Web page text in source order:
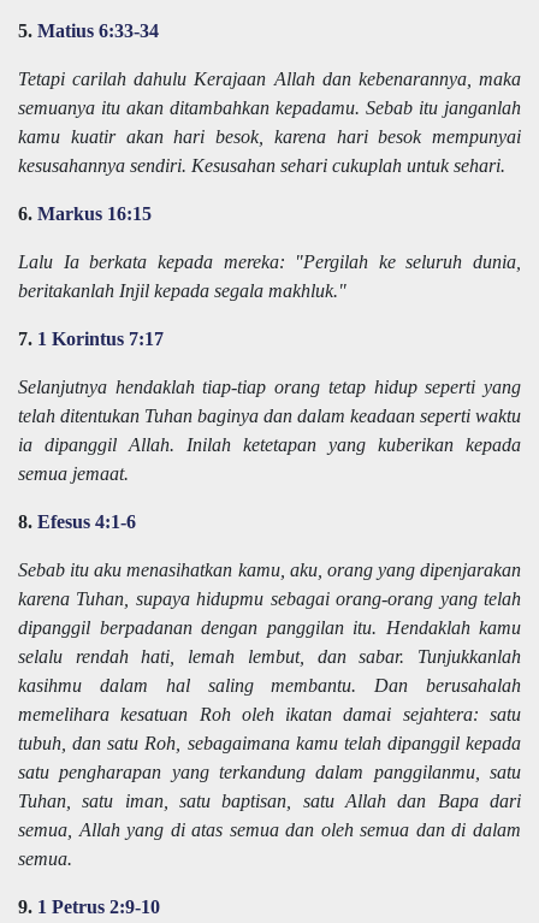
5. Matius 6:33-34
Tetapi carilah dahulu Kerajaan Allah dan kebenarannya, maka
semuanya itu akan ditambahkan kepadamu. Sebab itu janganlah
kamu kuatir akan hari besok, karena hari besok mempunyai
kesusahannya sendiri. Kesusahan sehari cukuplah untuk sehari.
6. Markus 16:15
Lalu Ia berkata kepada mereka: "Pergilah ke seluruh dunia,
beritakanlah Injil kepada segala makhluk."
7. 1 Korintus 7:17
Selanjutnya hendaklah tiap-tiap orang tetap hidup seperti yang
telah ditentukan Tuhan baginya dan dalam keadaan seperti waktu
ia dipanggil Allah. Inilah ketetapan yang kuberikan kepada
semua jemaat.
8. Efesus 4:1-6
Sebab itu aku menasihatkan kamu, aku, orang yang dipenjarakan
karena Tuhan, supaya hidupmu sebagai orang-orang yang telah
dipanggil berpadanan dengan panggilan itu. Hendaklah kamu
selalu rendah hati, lemah lembut, dan sabar. Tunjukkanlah
kasihmu dalam hal saling membantu. Dan berusahalah
memelihara kesatuan Roh oleh ikatan damai sejahtera: satu
tubuh, dan satu Roh, sebagaimana kamu telah dipanggil kepada
satu pengharapan yang terkandung dalam panggilanmu, satu
Tuhan, satu iman, satu baptisan, satu Allah dan Bapa dari
semua, Allah yang di atas semua dan oleh semua dan di dalam
semua.
9. 1 Petrus 2:9-10